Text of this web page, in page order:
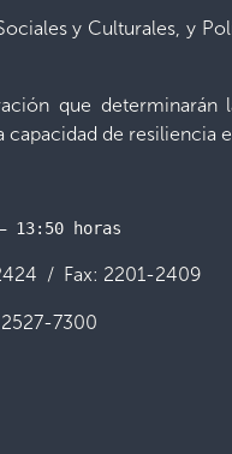
y Culturales, y
que determinarán
de resiliencia
13:50 horas
/ Fax: 2201-2409
7300